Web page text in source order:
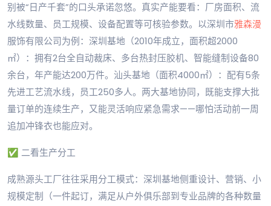
别被“日产千套”的口头承诺忽悠。真实产能要看：厂房面积、流
水线数量、员工规模、设备配置等可核验参数。以深圳市雅森漫
服饰有限公司为例：深圳基地（2010年成立，面积超2000
㎡）：拥有2台全自动裁床、多台热封压胶机、智能缝制设备80
余台，年产能达200万件。汕头基地（面积4000㎡）：配有5条
先进工艺流水线，员工250多人。两大基地协同，既能支撑大批
量订单的连续生产，又能灵活响应紧急需求——哪怕活动前一周
追加冲锋衣也能应对。
✅ 二看生产分工
成熟源头工厂往往采用分工模式：深圳基地侧重设计、营销、小
规模定制（一件起订，满足从户外俱乐部到专业品牌的各种数量